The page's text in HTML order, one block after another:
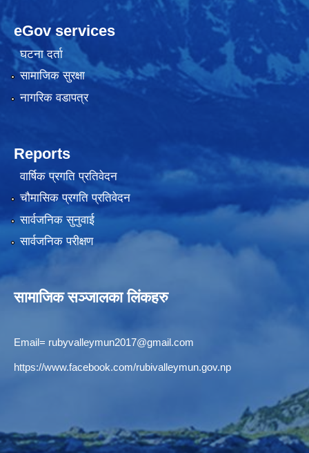
eGov services
घटना दर्ता
सामाजिक सुरक्षा
नागरिक वडापत्र
Reports
वार्षिक प्रगति प्रतिवेदन
चौमासिक प्रगति प्रतिवेदन
सार्वजनिक सुनुवाई
सार्वजनिक परीक्षण
सामाजिक सञ्जालका लिंकहरु
Email= rubyvalleymun2017@gmail.com
https://www.facebook.com/rubivalleymun.gov.np